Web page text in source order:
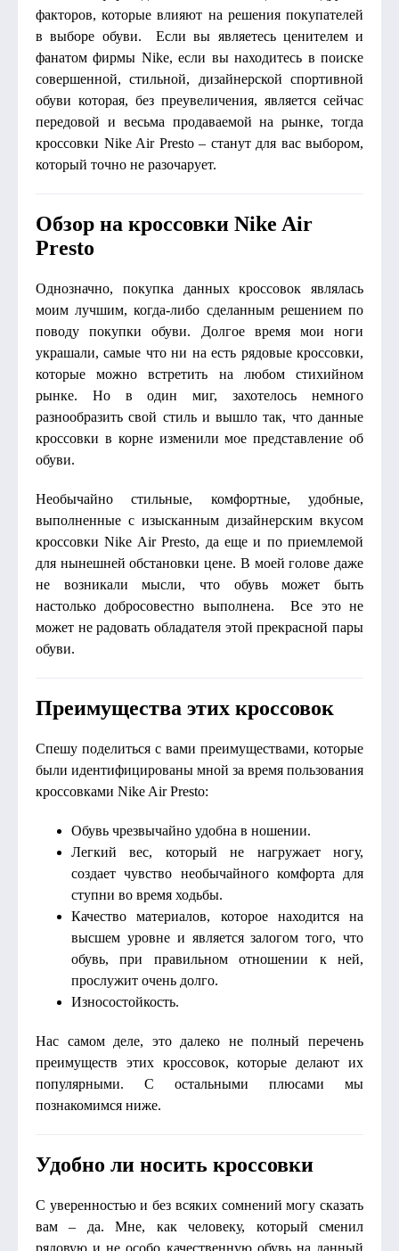
факторов, которые влияют на решения покупателей
в выборе обуви. Если вы являетесь ценителем и
фанатом фирмы Nike, если вы находитесь в поиске
совершенной, стильной, дизайнерской спортивной
обуви которая, без преувеличения, является сейчас
передовой и весьма продаваемой на рынке, тогда
кроссовки Nike Air Presto – станут для вас выбором,
который точно не разочарует.
Обзор на кроссовки Nike Air
Presto
Однозначно, покупка данных кроссовок являлась
моим лучшим, когда-либо сделанным решением по
поводу покупки обуви. Долгое время мои ноги
украшали, самые что ни на есть рядовые кроссовки,
которые можно встретить на любом стихийном
рынке. Но в один миг, захотелось немного
разнообразить свой стиль и вышло так, что данные
кроссовки в корне изменили мое представление об
обуви.
Необычайно стильные, комфортные, удобные,
выполненные с изысканным дизайнерским вкусом
кроссовки Nike Air Presto, да еще и по приемлемой
для нынешней обстановки цене. В моей голове даже
не возникали мысли, что обувь может быть
настолько добросовестно выполнена. Все это не
может не радовать обладателя этой прекрасной пары
обуви.
Преимущества этих кроссовок
Спешу поделиться с вами преимуществами, которые
были идентифицированы мной за время пользования
кроссовками Nike Air Presto:
Обувь чрезвычайно удобна в ношении.
Легкий вес, который не нагружает ногу,
создает чувство необычайного комфорта для
ступни во время ходьбы.
Качество материалов, которое находится на
высшем уровне и является залогом того, что
обувь, при правильном отношении к ней,
прослужит очень долго.
Износостойкость.
Нас самом деле, это далеко не полный перечень
преимуществ этих кроссовок, которые делают их
популярными. С остальными плюсами мы
познакомимся ниже.
Удобно ли носить кроссовки
С уверенностью и без всяких сомнений могу сказать
вам – да. Мне, как человеку, который сменил
рядовую и не особо качественную обувь на данный